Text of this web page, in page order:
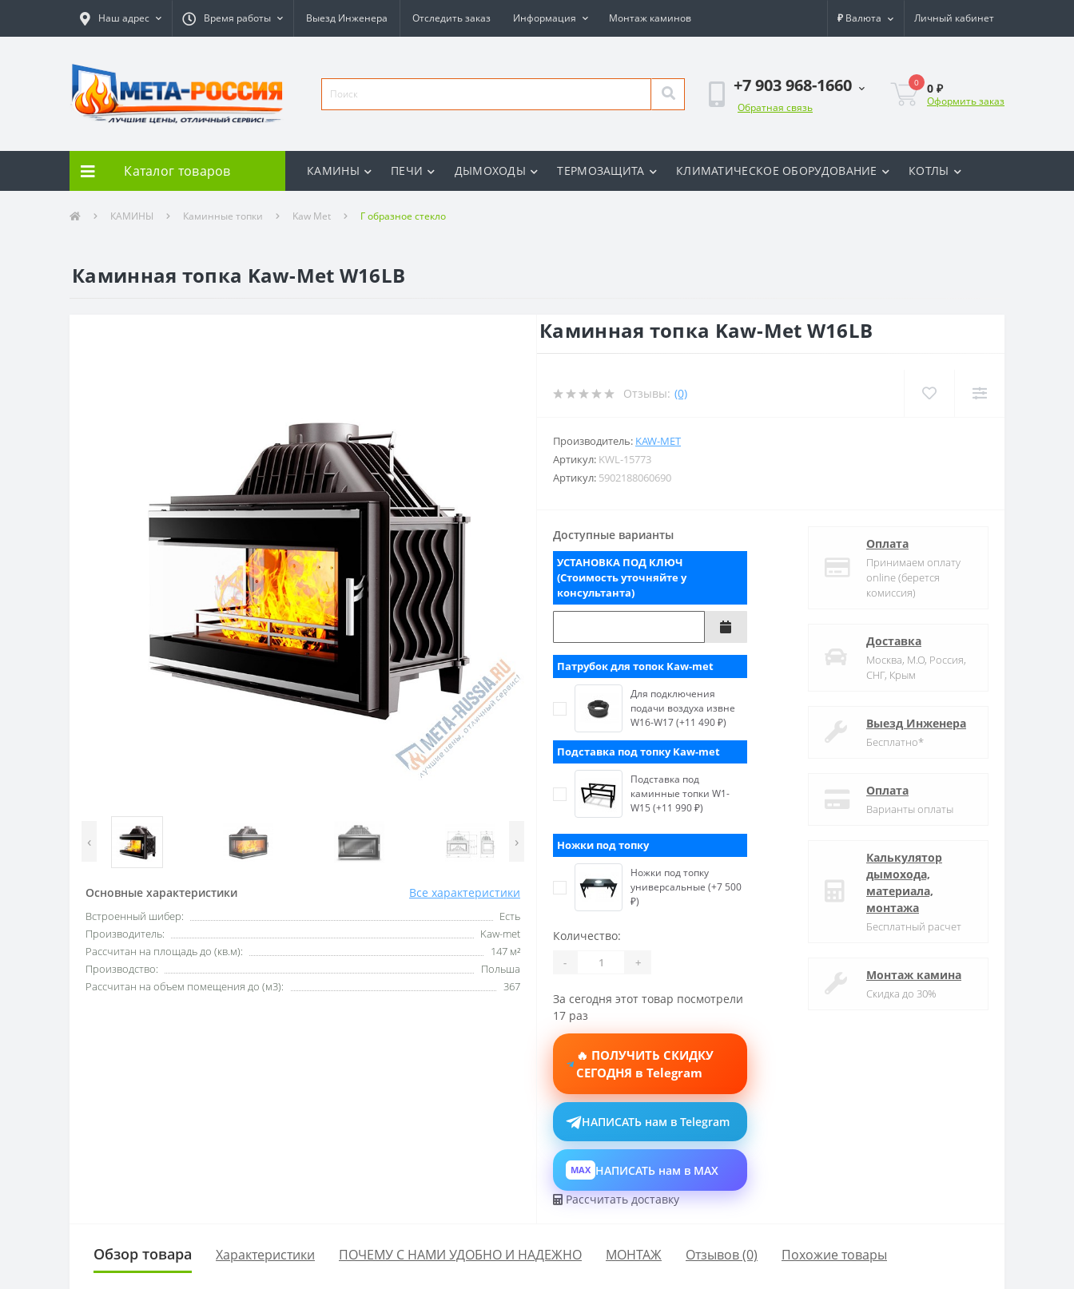
Наш адрес Время работы Выезд Инженера Отследить заказ Информация Монтаж каминов ₽ Валюта Личный кабинет
+7 903 968-1660
Обратная связь
0 0 ₽
Оформить заказ
Каталог товаров КАМИНЫ ПЕЧИ ДЫМОХОДЫ ТЕРМОЗАЩИТА КЛИМАТИЧЕСКОЕ ОБОРУДОВАНИЕ КОТЛЫ
КАМИНЫ Каминные топки Kaw Met Г образное стекло
Каминная топка Kaw-Met W16LB
‹ ›
Основные характеристики Все характеристики
Встроенный шибер:
Есть
Производитель:
Kaw-met
Рассчитан на площадь до (кв.м):
147 м²
Производство:
Польша
Рассчитан на объем помещения до (м3):
367
Каминная топка Kaw-Met W16LB
Отзывы: (0)
Производитель: KAW-MET
Артикул: KWL-15773
Артикул: 5902188060690
Доступные варианты
УСТАНОВКА ПОД КЛЮЧ
(Стоимость уточняйте у
консультанта)
Патрубок для топок Kaw-met
Для подключения
подачи воздуха извне
W16-W17 (+11 490 ₽)
Подставка под топку Kaw-met
Подставка под
каминные топки W1-
W15 (+11 990 ₽)
Ножки под топку
Ножки под топку
универсальные (+7 500
₽)
Количество:
- +
За сегодня этот товар посмотрели
17 раз
🔥 ПОЛУЧИТЬ СКИДКУ
СЕГОДНЯ в Telegram
НАПИСАТЬ нам в Telegram
MAX НАПИСАТЬ нам в MAX
Рассчитать доставку
Оплата
Принимаем оплату
online (берется
комиссия)
Доставка
Москва, М.О, Россия,
СНГ, Крым
Выезд Инженера
Бесплатно*
Оплата
Варианты оплаты
Калькулятор
дымохода,
материала,
монтажа
Бесплатный расчет
Монтаж камина
Скидка до 30%
Обзор товара Характеристики ПОЧЕМУ С НАМИ УДОБНО И НАДЕЖНО МОНТАЖ Отзывов (0) Похожие товары